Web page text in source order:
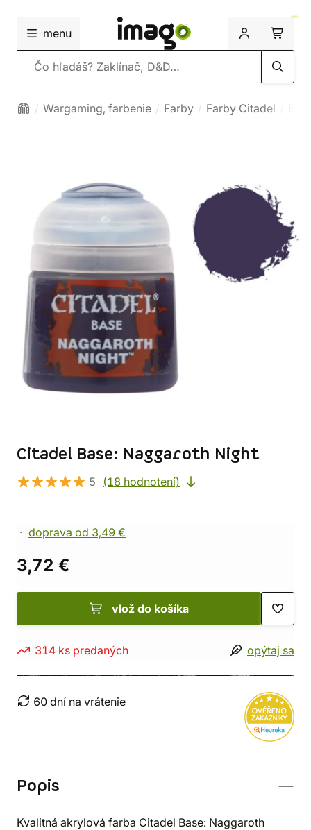
menu
Vyhľadávanie
Wargaming, farbenie Farby Farby Citadel
Citadel Base: Naggaroth Night
5 (18 hodnotení)
doprava od 3,49 €
3,72 €
vlož do košíka
314 ks predaných opýtaj sa
60 dní na vrátenie
Popis
Kvalitná akrylová farba Citadel Base: Naggaroth